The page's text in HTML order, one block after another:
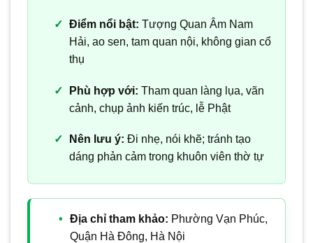
Điểm nổi bật: Tượng Quan Âm Nam
Hải, ao sen, tam quan nội, không gian cổ
thụ
Phù hợp với: Tham quan làng lụa, vãn
cảnh, chụp ảnh kiến trúc, lễ Phật
Nên lưu ý: Đi nhẹ, nói khẽ; tránh tạo
dáng phản cảm trong khuôn viên thờ tự
Địa chỉ tham khảo: Phường Vạn Phúc,
Quận Hà Đông, Hà Nội